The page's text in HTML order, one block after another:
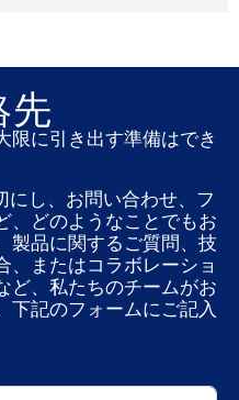
先
限に引き出す準備はでき
にし、お問い合わせ、フ
、どのようなことでもお
製品に関するご質問、技
、またはコラボレーショ
ど、私たちのチームがお
下記のフォームにご記入